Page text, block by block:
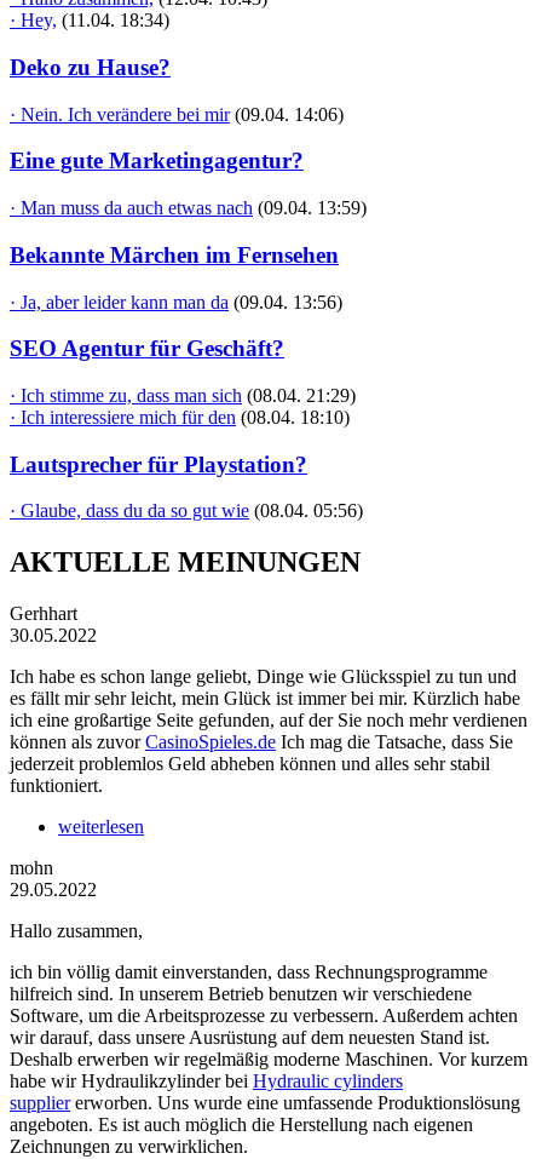
· Hey, (11.04. 18:34)
Deko zu Hause?
· Nein. Ich verändere bei mir (09.04. 14:06)
Eine gute Marketingagentur?
· Man muss da auch etwas nach (09.04. 13:59)
Bekannte Märchen im Fernsehen
· Ja, aber leider kann man da (09.04. 13:56)
SEO Agentur für Geschäft?
· Ich stimme zu, dass man sich (08.04. 21:29)
· Ich interessiere mich für den (08.04. 18:10)
Lautsprecher für Playstation?
· Glaube, dass du da so gut wie (08.04. 05:56)
AKTUELLE MEINUNGEN
Gerhhart
30.05.2022
Ich habe es schon lange geliebt, Dinge wie Glücksspiel zu tun und
es fällt mir sehr leicht, mein Glück ist immer bei mir. Kürzlich habe
ich eine großartige Seite gefunden, auf der Sie noch mehr verdienen
können als zuvorCasinoSpieles.de Ich mag die Tatsache, dass Sie
jederzeit problemlos Geld abheben können und alles sehr stabil
funktioniert.
weiterlesen
mohn
29.05.2022
Hallo zusammen,
ich bin völlig damit einverstanden, dass Rechnungsprogramme
hilfreich sind. In unserem Betrieb benutzen wir verschiedene
Software, um die Arbeitsprozesse zu verbessern. Außerdem achten
wir darauf, dass unsere Ausrüstung auf dem neuesten Stand ist.
Deshalb erwerben wir regelmäßig moderne Maschinen. Vor kurzem
habe wir Hydraulikzylinder bei Hydraulic cylinders
suppliererworben. Uns wurde eine umfassende Produktionslösung
angeboten. Es ist auch möglich die Herstellung nach eigenen
Zeichnungen zu verwirklichen.